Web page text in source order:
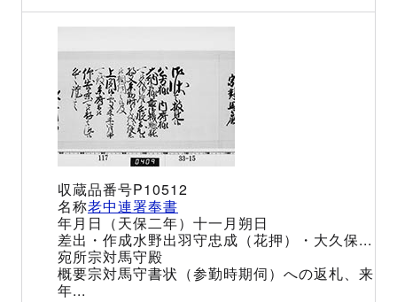
P10512
老中連署奉書
（天保二年）十一月朔日
水野出羽守忠成（花押）・大久保...
宗対馬守殿
宗対馬守書状（参勤時期伺）への返札、来
年...